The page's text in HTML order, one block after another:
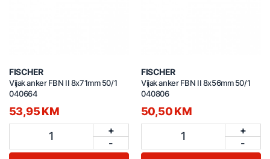
FISCHER
Vijak anker FBN II 8x71mm 50/1
040664
53,95 KM
1
+
-
FISCHER
Vijak anker FBN II 8x56mm 50/1
040806
50,50 KM
1
+
-